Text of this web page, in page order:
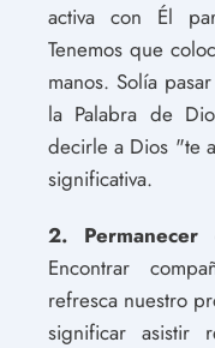
activa con Él
Tenemos que
manos. Solía
la Palabra de
decirle a Dios "te
significativa.
2. Permanecer
Encontrar
refresca nuestro
significar asistir